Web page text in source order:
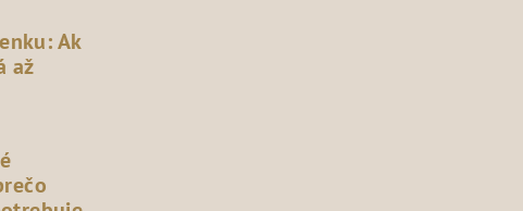
Ak
až